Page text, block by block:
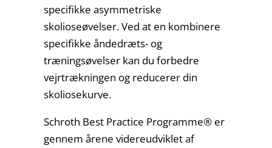
specifikke asymmetriske
skolioseøvelser. Ved at en kombinere
specifikke åndedræts- og
træningsøvelser kan du forbedre
vejrtrækningen og reducerer din
skoliosekurve.
Schroth Best Practice Programme® er
gennem årene videreudviklet af